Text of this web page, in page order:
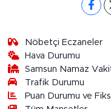
Nöbetçi Eczaneler
Hava Durumu
Samsun Namaz
Trafik Durumu
Puan Durumu ve